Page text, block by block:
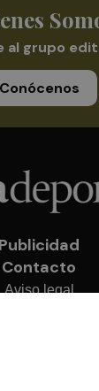
al grupo
Conócenos
Publicidad
Contacto
Aviso legal